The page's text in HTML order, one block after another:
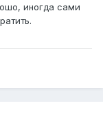
иногда сами